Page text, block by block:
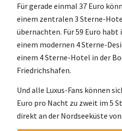
Für gerade einmal 37 Euro
einem zentralen 3 Sterne-
übernachten. Für 59 Euro habt
einem modernen 4 Sterne-
einem 4 Sterne-Hotel in der
Friedrichshafen.
Und alle Luxus-Fans können
Euro pro Nacht zu zweit im 5
direkt an der Nordseeküste